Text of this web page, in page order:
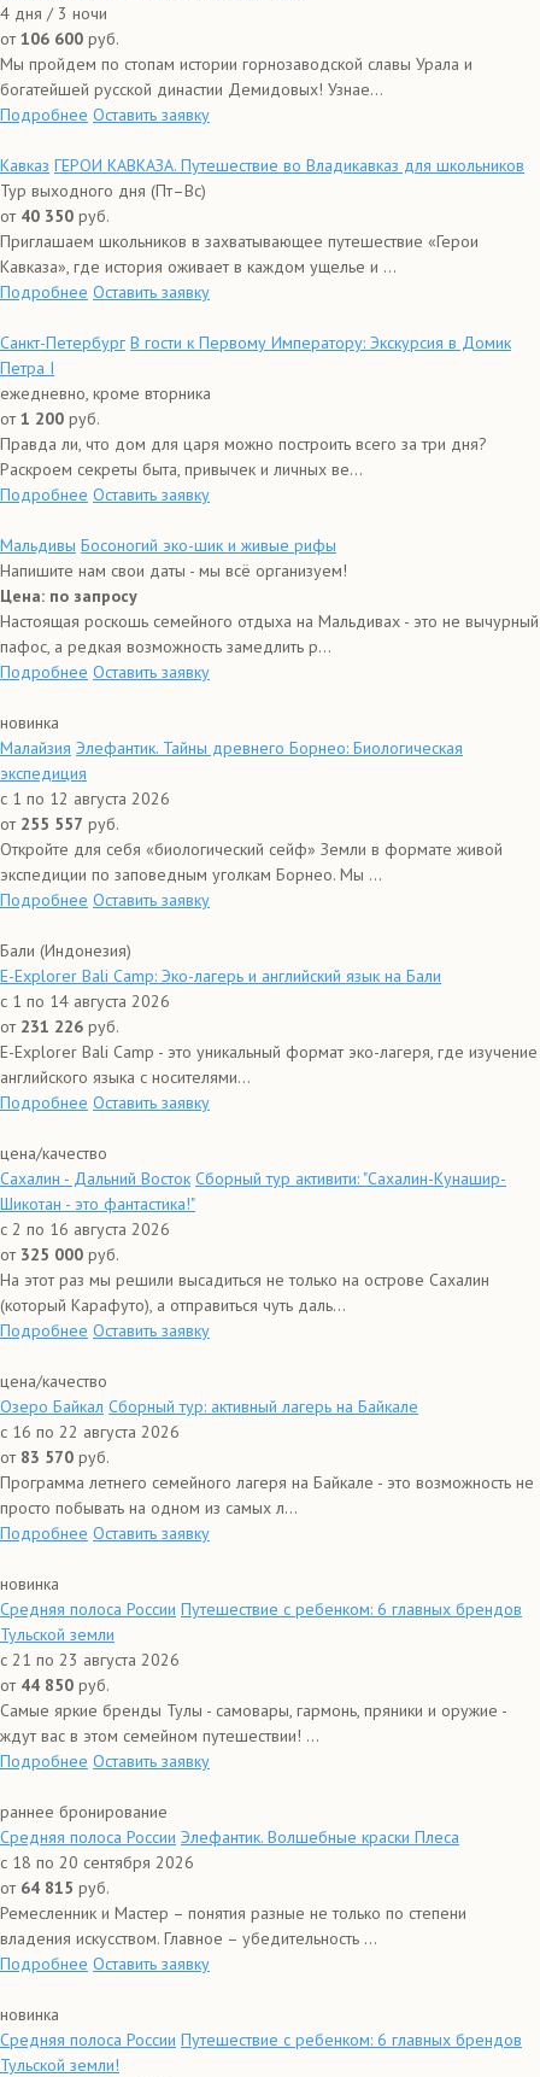
4 дня / 3 ночи
от106 600 руб.
Мы пройдем по стопам истории горнозаводской славы Урала и
богатейшей русской династии Демидовых! Узнае...
Подробнее Оставить заявку
Кавказ ГЕРОИ КАВКАЗА. Путешествие во Владикавказ для школьников
Тур выходного дня (Пт–Вс)
от 40 350 руб.
Приглашаем школьников в захватывающее путешествие «Герои
Кавказа», где история оживает в каждом ущелье и ...
Подробнее Оставить заявку
Санкт-Петербург В гости к Первому Императору: Экскурсия в Домик
Петра I
ежедневно, кроме вторника
от1 200 руб.
Правда ли, что дом для царя можно построить всего за три дня?
Раскроем секреты быта, привычек и личных ве...
Подробнее Оставить заявку
Мальдивы Босоногий эко-шик и живые рифы
Напишите нам свои даты - мы всё организуем!
Цена: по запросу
Настоящая роскошь семейного отдыха на Мальдивах - это не вычурный
пафос, а редкая возможность замедлить р...
Подробнее Оставить заявку
новинка
Малайзия Элефантик. Тайны древнего Борнео: Биологическая
экспедиция
с 1 по 12 августа 2026
от 255 557 руб.
Откройте для себя «биологический сейф» Земли в формате живой
экспедиции по заповедным уголкам Борнео. Мы ...
Подробнее Оставить заявку
Бали (Индонезия)
E-Explorer Bali Camp: Эко-лагерь и английский язык на Бали
с 1 по 14 августа 2026
от 231 226 руб.
E-Explorer Bali Camp - это уникальный формат эко-лагеря, где изучение
английского языка с носителями...
Подробнее Оставить заявку
цена/качество
Сахалин - Дальний Восток Сборный тур активити: "Сахалин-Кунашир-
Шикотан - это фантастика!"
с 2 по 16 августа 2026
от 325 000 руб.
На этот раз мы решили высадиться не только на острове Сахалин
(который Карафуто), а отправиться чуть даль...
Подробнее Оставить заявку
цена/качество
Озеро Байкал Сборный тур: активный лагерь на Байкале
с 16 по 22 августа 2026
от 83 570 руб.
Программа летнего семейного лагеря на Байкале - это возможность не
просто побывать на одном из самых л...
Подробнее Оставить заявку
новинка
Средняя полоса России Путешествие с ребенком: 6 главных брендов
Тульской земли
с 21 по 23 августа 2026
от 44 850 руб.
Самые яркие бренды Тулы - самовары, гармонь, пряники и оружие -
ждут вас в этом семейном путешествии! ...
Подробнее Оставить заявку
раннее бронирование
Средняя полоса России Элефантик. Волшебные краски Плеса
с 18 по 20 сентября 2026
от 64 815 руб.
Ремесленник и Мастер – понятия разные не только по степени
владения искусством. Главное – убедительность ...
Подробнее Оставить заявку
новинка
Средняя полоса России Путешествие с ребенком: 6 главных брендов
Тульской земли!